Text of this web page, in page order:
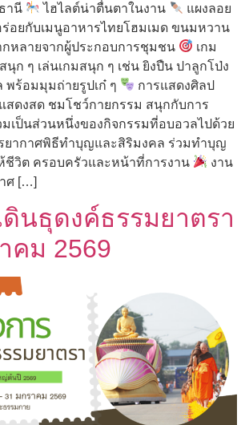
านี
ไฮไลต์น่าตื่นตาในงาน
แผงลอย
อยกับเมนูอาหารไทยโฮมเมด ขนมหวาน
หลายจากผู้ประกอบการชุมชน
เกม
นุก ๆ เล่นเกมสนุก ๆ เช่น ยิงปืน ปาลูกโป่ง
พร้อมมุมถ่ายรูปเก๋ ๆ
การแสดงศิลป
สดงสด ชมโชว์กายกรรม สนุกกับการ
มเป็นส่วนหนึ่งของกิจกรรมที่อบอวลไปด้วย
ยากาศพิธีทำบุญและสิริมงคล ร่วมทำบุญ
ชีวิต ครอบครัวและหน้าที่การงาน
งาน
ศ […]
ดินธุดงค์ธรรมยาตรา
คม 2569